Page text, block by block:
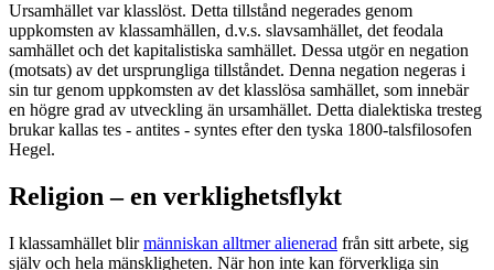
Ursamhället var klasslöst. Detta tillstånd negerades genom
uppkomsten av klassamhällen, d.v.s. slavsamhället, det feodala
samhället och det kapitalistiska samhället. Dessa utgör en negation
(motsats) av det ursprungliga tillståndet. Denna negation negeras i
sin tur genom uppkomsten av det klasslösa samhället, som innebär
en högre grad av utveckling än ursamhället. Detta dialektiska tresteg
brukar kallas tes - antites - syntes efter den tyska 1800-talsfilosofen
Hegel.
Religion – en verklighetsflykt
I klassamhället blirmänniskan alltmer alienerad från sitt arbete, sig
själv och hela mänskligheten. När hon inte kan förverkliga sin